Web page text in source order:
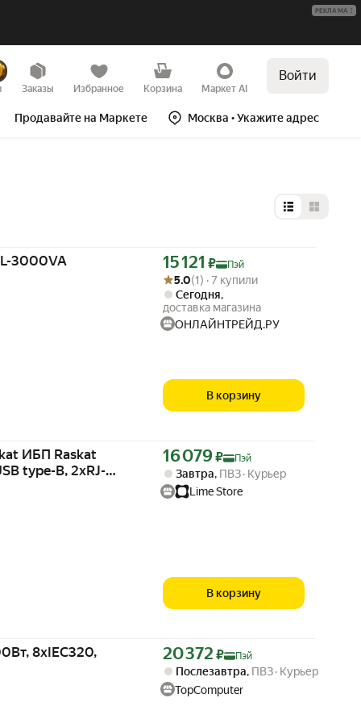
Заказы Избранное Корзина Маркет AI
Войти
Продавайте на Маркете Москва • Укажите адрес
РЕКЛАМА
Выбор типа
3000VA Цена с картой Яндекс Пэй 15121 ₽ вместо
15 121 ₽
Пэй
Рейтинг товара: 5.0 из 5
Оценок: (1) · 7 купили
5.0(1) · 7 купили
Сегодня,
доставка магазина
ОНЛАЙНТРЕЙД.РУ
В корзину
ИБП Raskat
type-B, 2xRJ-
Цена с картой Яндекс Пэй 16079 ₽ вместо
16 079₽ Пэй
Завтра, ПВЗ Курьер
Lime Store
В корзину
8xIEC320,
Цена с картой Яндекс Пэй 20372 ₽ вместо
20 372 ₽ Пэй
Послезавтра, ПВЗ Курьер
TopComputer